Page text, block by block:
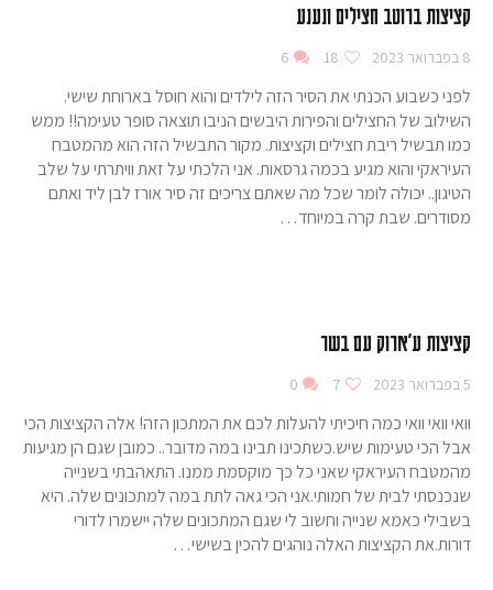
קציצות ברוטב חצילים ונענע
8 בפברואר 2023 18
6
לפני כשבוע הכנתי את הסיר הזה לילדים והוא חוסל בארוחת שישי.
השילוב של החצילים והפירות היבשים הניבו תוצאה סופר טעימה!! ממש
כמו תבשיל ריבת חצילים וקציצות. מקור התבשיל הזה הוא מהמטבח
העיראקי והוא מגיע בכמה גרסאות. אני הלכתי על זאת וויתרתי על שלב
הטיגון.. יכולה לומר שכל מה שאתם צריכים זה סיר אורז לבן ליד ואתם
מסודרים. שבת קרה במיוחד…
קציצות ע'ארוק עם בשר
5 בפברואר 2023 7
0
וואי וואי וואי כמה חיכיתי להעלות לכם את המתכון הזה! אלה הקציצות הכי
אבל הכי טעימות שיש.כשתכינו תבינו במה מדובר.. כמובן שגם הן מגיעות
מהמטבח העיראקי שאני כל כך מוקסמת ממנו. התאהבתי בשנייה
שנכנסתי לבית של חמותי.אני הכי גאה לתת במה למתכונים שלה. היא
בשבילי כאמא שנייה וחשוב לי שגם המתכונים שלה יישמרו לדורי
דורות.את הקציצות האלה נוהגים להכין בשישי…